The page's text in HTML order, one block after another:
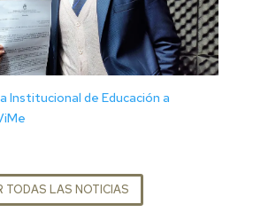
Institucional de Educación a
TODAS LAS NOTICIAS